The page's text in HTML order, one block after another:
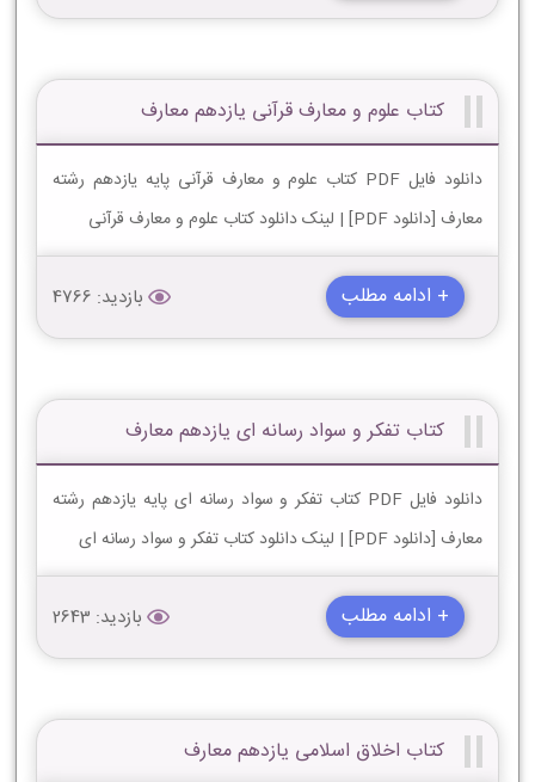
کتاب علوم و معارف قرآنی یازدهم معارف
دانلود فایل PDF کتاب علوم و معارف قرآنی پایه یازدهم رشته
معارف [دانلود PDF] | لینک دانلود کتاب علوم و معارف قرآنی
+ ادامه مطلب بازدید: 4766
کتاب تفکر و سواد رسانه ای یازدهم معارف
دانلود فایل PDF کتاب تفکر و سواد رسانه ای پایه یازدهم رشته
معارف [دانلود PDF] | لینک دانلود کتاب تفکر و سواد رسانه ای
+ ادامه مطلب بازدید: 2643
کتاب اخلاق اسلامی یازدهم معارف